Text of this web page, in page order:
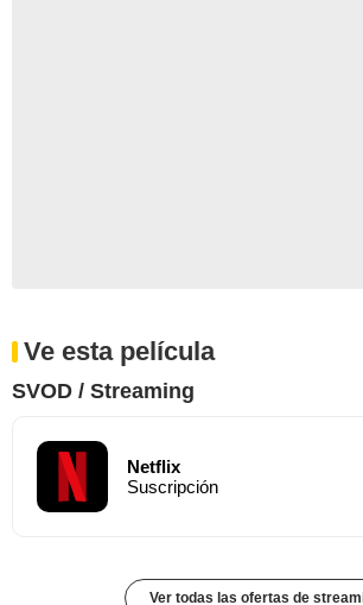
Ve esta película
SVOD / Streaming
Netflix
Suscripción
Ver todas las ofertas de